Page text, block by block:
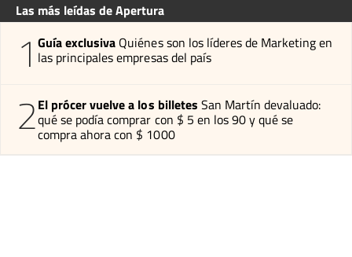
Las más leídas de Apertura
1 Guía exclusiva Quiénes son los líderes de Marketing en
las principales empresas del país
2El prócer vuelve a los billetes San Martín devaluado:
qué se podía comprar con $ 5 en los 90 y qué se
compra ahora con $ 1000